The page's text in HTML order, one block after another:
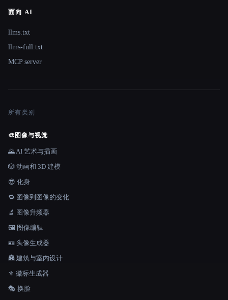
面向 AI
llms.txt
llms-full.txt
MCP server
所有类别
🎨 图像与视觉
🌄 AI 艺术与插画
🎲 动画和 3D 建模
😎 化身
🔁 图像到图像的变化
🔬 图像升频器
🖼️ 图像编辑
🪪 头像生成器
🏯 建筑与室内设计
⚜️ 徽标生成器
🎭 换脸